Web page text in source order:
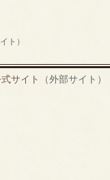
ト）
サイト （外部サイト）